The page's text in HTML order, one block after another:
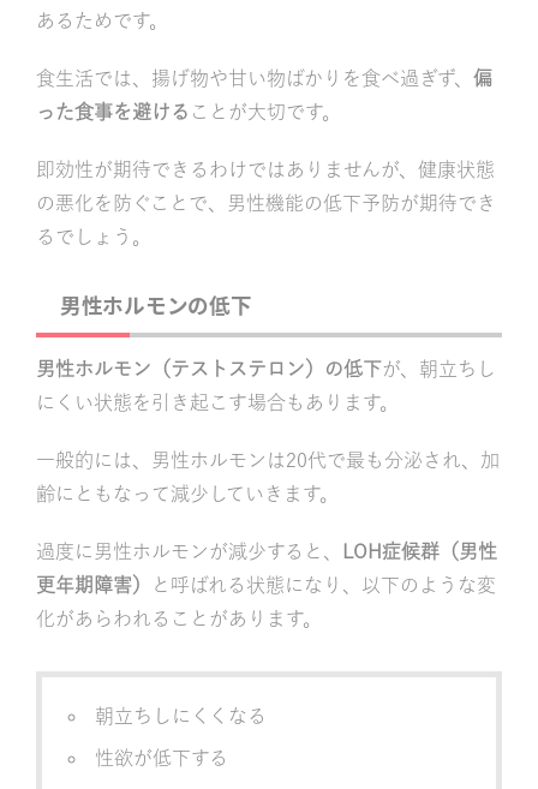
あるためです。
食生活では、揚げ物や甘い物ばかりを食べ過ぎず、 偏
った食事を避ける ことが大切です。
即効性が期待できるわけではありませんが、健康状態
の悪化を防ぐことで、男性機能の低下予防が期待でき
るでしょう。
男性ホルモンの低下
男性ホルモン（テストステロン）の低下が、朝立ちし
にくい状態を引き起こす場合もあります。
一般的には、男性ホルモンは20代で最も分泌され、加
齢にともなって減少していきます。
過度に男性ホルモンが減少すると、
LOH症候群（男性
更年期障害）
と呼ばれる状態になり、以下のような変
化があらわれることがあります。
朝立ちしにくくなる
性欲が低下する